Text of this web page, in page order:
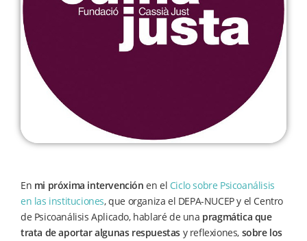
En mi próxima intervención en el Ciclo sobre Psicoanálisis
en las instituciones, que organiza el DEPA-NUCEP y el Centro
de Psicoanálisis Aplicado, hablaré de una pragmática que
trata de aportar algunas respuestas y reflexiones, sobre los